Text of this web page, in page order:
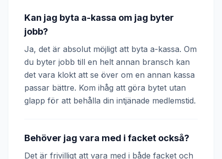
Kan jag byta a-kassa om jag byter
jobb?
Ja, det är absolut möjligt att byta a-kassa. Om
du byter jobb till en helt annan bransch kan
det vara klokt att se över om en annan kassa
passar bättre. Kom ihåg att göra bytet utan
glapp för att behålla din intjänade medlemstid.
Behöver jag vara med i facket också?
Det är frivilligt att vara med i både facket och